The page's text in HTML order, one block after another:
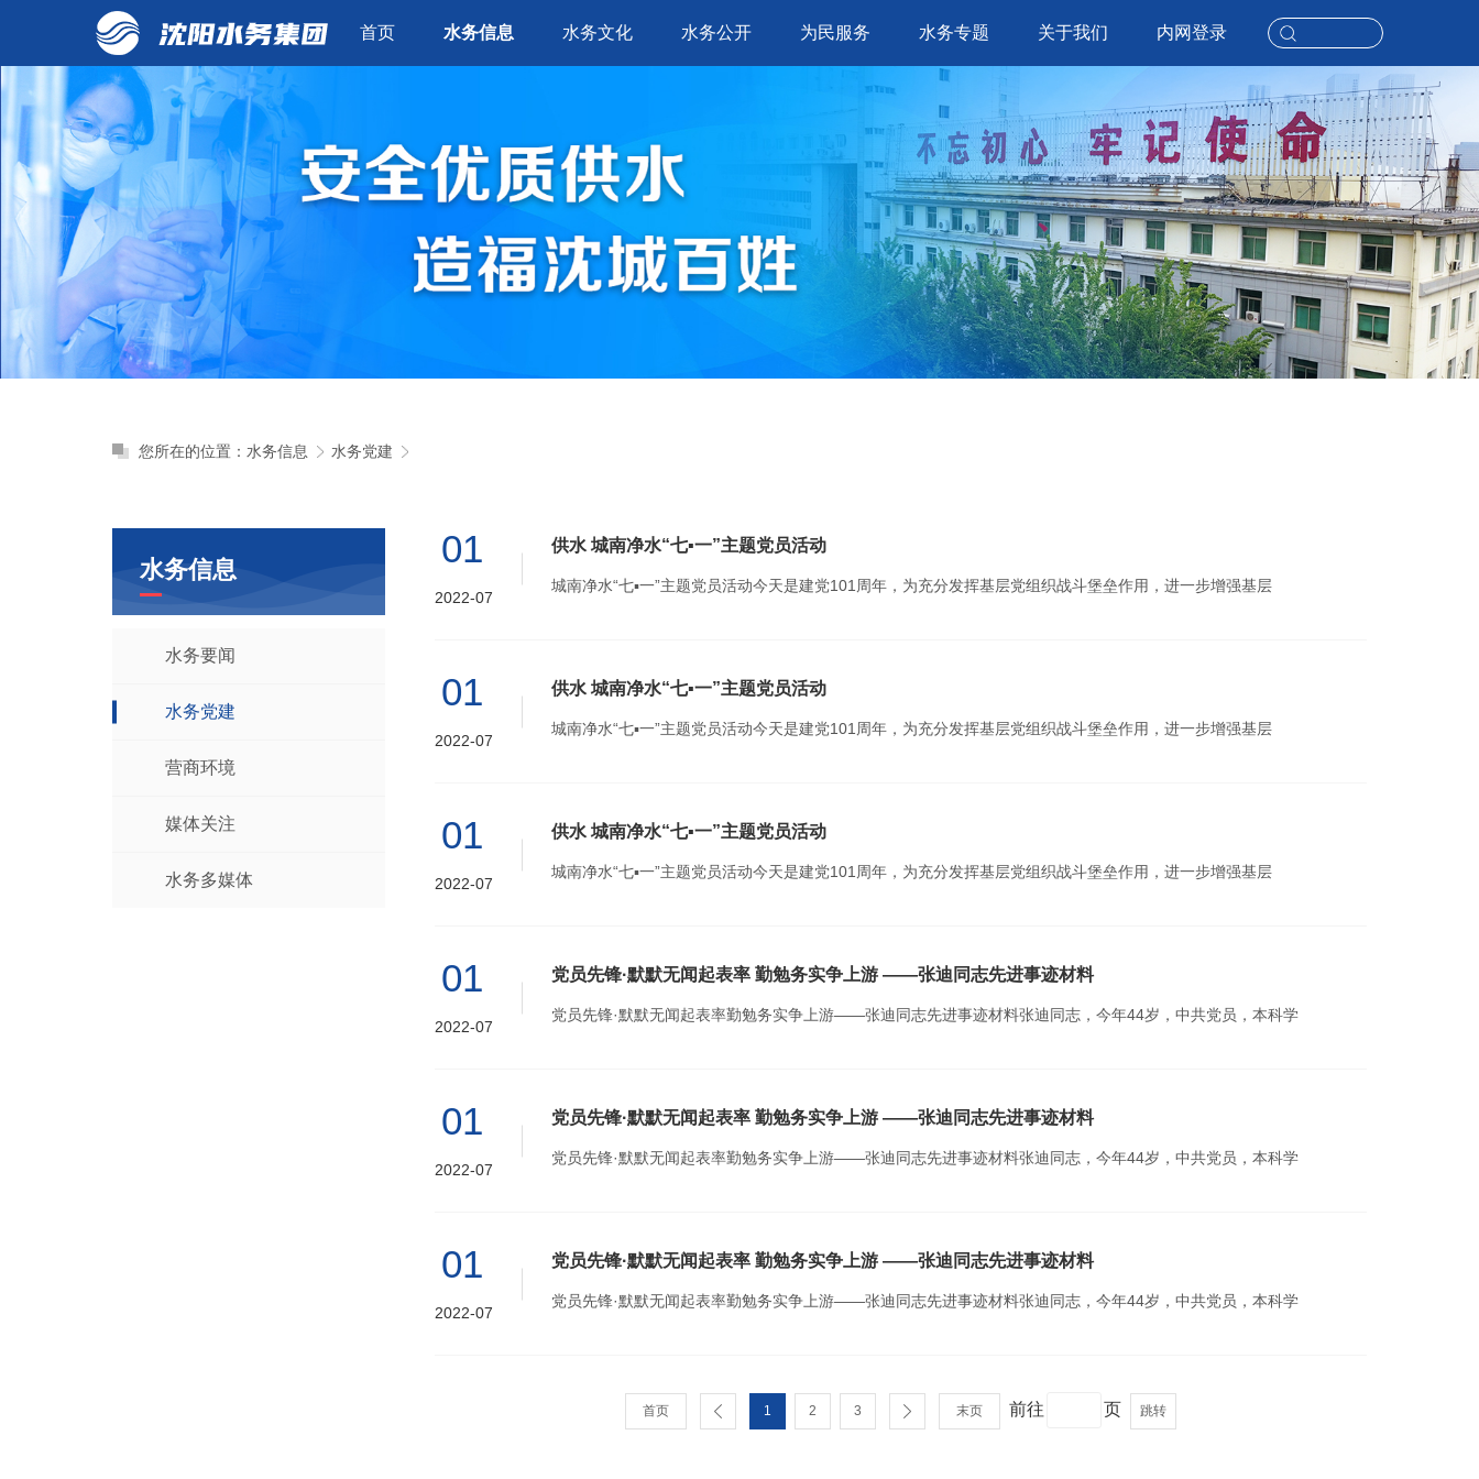
首页 水务信息 水务文化 水务公开 为民服务 水务专题 关于我们 内网登录
您所在的位置： 水务信息 水务党建
水务信息
水务要闻
水务党建
营商环境
媒体关注
水务多媒体
01
2022-07
供水 城南净水“七▪一”主题党员活动
城南净水“七▪一”主题党员活动今天是建党101周年，为充分发挥基层党组织战斗堡垒作用，进一步增强基层
01
2022-07
供水 城南净水“七▪一”主题党员活动
城南净水“七▪一”主题党员活动今天是建党101周年，为充分发挥基层党组织战斗堡垒作用，进一步增强基层
01
2022-07
供水 城南净水“七▪一”主题党员活动
城南净水“七▪一”主题党员活动今天是建党101周年，为充分发挥基层党组织战斗堡垒作用，进一步增强基层
01
2022-07
党员先锋·默默无闻起表率 勤勉务实争上游 ——张迪同志先进事迹材料
党员先锋·默默无闻起表率勤勉务实争上游——张迪同志先进事迹材料张迪同志，今年44岁，中共党员，本科学
01
2022-07
党员先锋·默默无闻起表率 勤勉务实争上游 ——张迪同志先进事迹材料
党员先锋·默默无闻起表率勤勉务实争上游——张迪同志先进事迹材料张迪同志，今年44岁，中共党员，本科学
01
2022-07
党员先锋·默默无闻起表率 勤勉务实争上游 ——张迪同志先进事迹材料
党员先锋·默默无闻起表率勤勉务实争上游——张迪同志先进事迹材料张迪同志，今年44岁，中共党员，本科学
首页 1 2 3 末页 前往 页 跳转